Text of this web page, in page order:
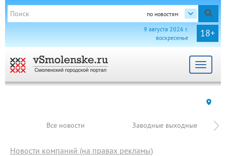
по новостям
18+
9 августа 2026 г.
воскресенье
Toggle
Все новости Заводные выходные
Новости компаний (на правах рекламы)